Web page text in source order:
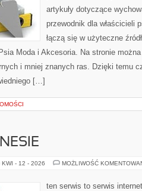
artykuły dotyczące
przewodnik dla właścicieli
łączą się w użyteczne
Moda i Akcesoria. Na stronie
i mniej znanych ras. Dzięki temu
[…]
KWI - 12 - 2026 MOŻLIWOŚĆ
ten serwis to serwis